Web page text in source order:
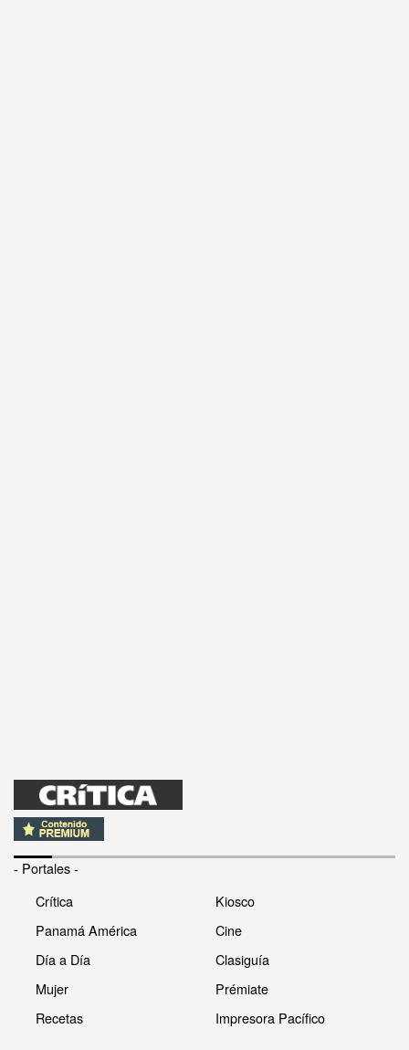
- Portales -
Crítica
Panamá América
Día a Día
Mujer
Recetas
Kiosco
Cine
Clasiguía
Prémiate
Impresora Pacífico